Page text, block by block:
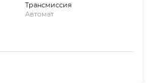
Трансмиссия
Автомат